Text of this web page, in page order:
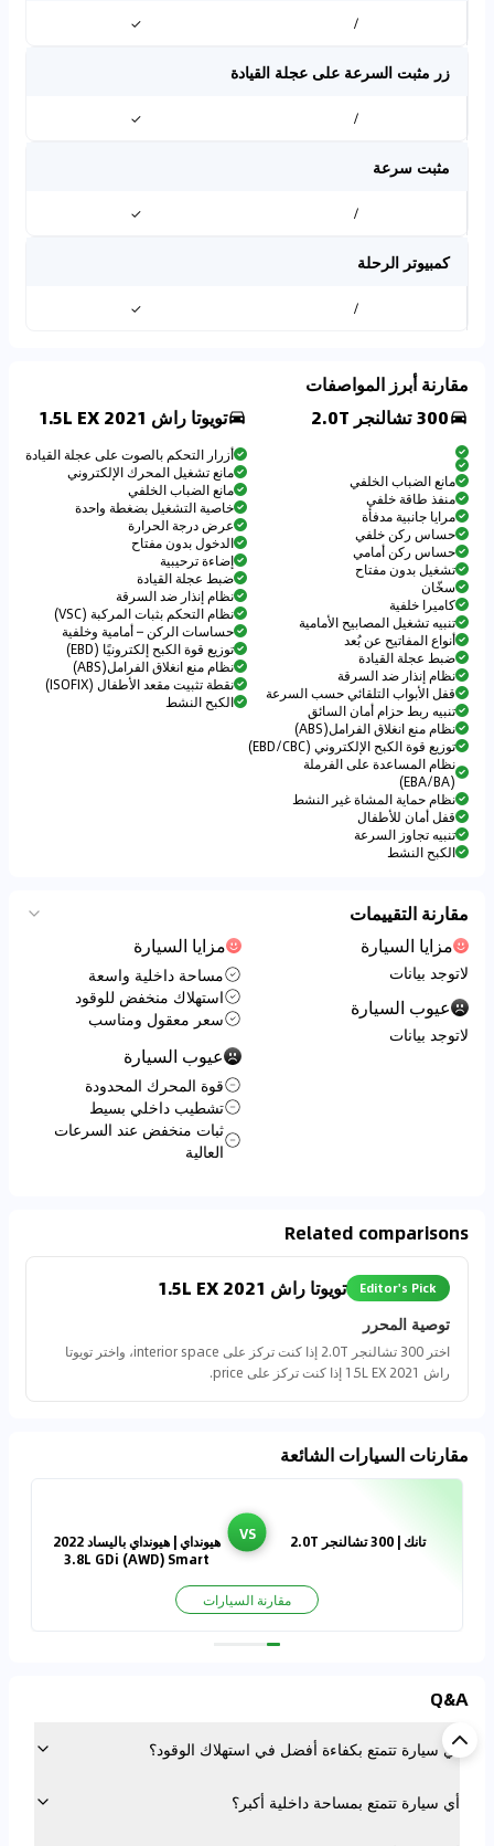
/
✓
زر مثبت السرعة على عجلة القيادة
/
✓
مثبت سرعة
/
✓
كمبيوتر الرحلة
/
✓
مقارنة أبرز المواصفات
300 تشالنجر 2.0T
مانع الضباب الخلفي
منفذ طاقة خلفي
مرايا جانبية مدفأة
حساس ركن خلفي
حساس ركن أمامي
تشغيل بدون مفتاح
سخّان
كاميرا خلفية
تنبيه تشغيل المصابيح الأمامية
أنواع المفاتيح عن بُعد
ضبط عجلة القيادة
نظام إنذار ضد السرقة
قفل الأبواب التلقائي حسب السرعة
تنبيه ربط حزام أمان السائق
نظام منع انغلاق الفرامل(ABS)
توزيع قوة الكبح الإلكتروني (EBD/CBC)
نظام المساعدة على الفرملة
(EBA/BA)
نظام حماية المشاة غير النشط
قفل أمان للأطفال
تنبيه تجاوز السرعة
الكبح النشط
تويوتا راش 2021 1.5L EX
أزرار التحكم بالصوت على عجلة القيادة
مانع تشغيل المحرك الإلكتروني
مانع الضباب الخلفي
خاصية التشغيل بضغطة واحدة
عرض درجة الحرارة
الدخول بدون مفتاح
إضاءة ترحيبية
ضبط عجلة القيادة
نظام إنذار ضد السرقة
نظام التحكم بثبات المركبة (VSC)
حساسات الركن – أمامية وخلفية
توزيع قوة الكبح إلكترونيًا (EBD)
نظام منع انغلاق الفرامل(ABS)
نقطة تثبيت مقعد الأطفال (ISOFIX)
الكبح النشط
مقارنة التقييمات
مزايا السيارة
لاتوجد بيانات
عيوب السيارة
لاتوجد بيانات
مزايا السيارة
مساحة داخلية واسعة
استهلاك منخفض للوقود
سعر معقول ومناسب
عيوب السيارة
قوة المحرك المحدودة
تشطيب داخلي بسيط
ثبات منخفض عند السرعات
العالية
Related comparisons
Editor's Pick تويوتا راش 2021 1.5L EX
توصية المحرر
اختر 300 تشالنجر 2.0T إذا كنت تركز على interior space، واختر تويوتا
راش 2021 1.5L EX إذا كنت تركز على price.
مقارنات السيارات الشائعة
تانك | 300 تشالنجر 2.0T VS
هيونداي | هيونداي باليساد 2022
3.8L GDi (AWD) Smart
مقارنة السيارات
Q&A
أي سيارة تتمتع بكفاءة أفضل في استهلاك الوقود؟
أي سيارة تتمتع بمساحة داخلية أكبر؟